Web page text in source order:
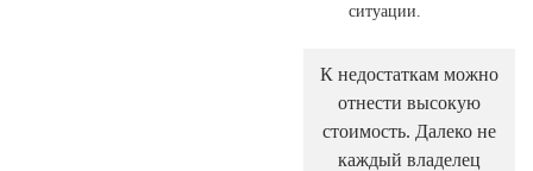
ситуации.
К недостаткам можно
отнести высокую
стоимость. Далеко не
каждый владелец